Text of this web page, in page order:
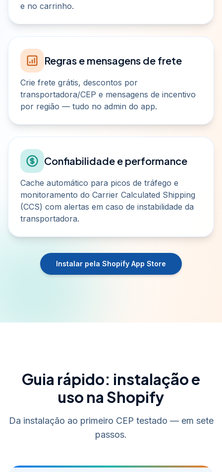
e no carrinho.
Regras e mensagens de frete
Crie frete grátis, descontos por
transportadora/CEP e mensagens de incentivo
por região — tudo no admin do app.
Confiabilidade e performance
Cache automático para picos de tráfego e
monitoramento do Carrier Calculated Shipping
(CCS) com alertas em caso de instabilidade da
transportadora.
Instalar pela Shopify App Store
Guia rápido: instalação e
uso na Shopify
Da instalação ao primeiro CEP testado — em sete
passos.